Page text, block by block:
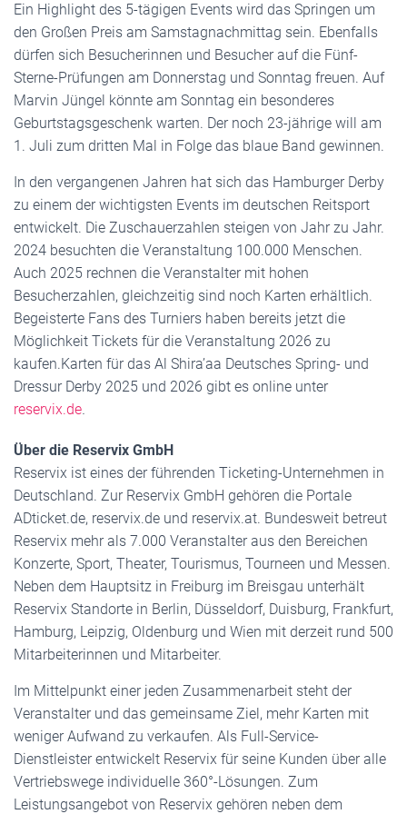
Ein Highlight des 5-tägigen Events wird das Springen um
den Großen Preis am Samstagnachmittag sein. Ebenfalls
dürfen sich Besucherinnen und Besucher auf die Fünf-
Sterne-Prüfungen am Donnerstag und Sonntag freuen. Auf
Marvin Jüngel könnte am Sonntag ein besonderes
Geburtstagsgeschenk warten. Der noch 23-jährige will am
1. Juli zum dritten Mal in Folge das blaue Band gewinnen.
In den vergangenen Jahren hat sich das Hamburger Derby
zu einem der wichtigsten Events im deutschen Reitsport
entwickelt. Die Zuschauerzahlen steigen von Jahr zu Jahr.
2024 besuchten die Veranstaltung 100.000 Menschen.
Auch 2025 rechnen die Veranstalter mit hohen
Besucherzahlen, gleichzeitig sind noch Karten erhältlich.
Begeisterte Fans des Turniers haben bereits jetzt die
Möglichkeit Tickets für die Veranstaltung 2026 zu
kaufen.Karten für das Al Shira’aa Deutsches Spring- und
Dressur Derby 2025 und 2026 gibt es online unter
reservix.de.
Über die Reservix GmbH
Reservix ist eines der führenden Ticketing-Unternehmen in
Deutschland. Zur Reservix GmbH gehören die Portale
ADticket.de, reservix.de und reservix.at. Bundesweit betreut
Reservix mehr als 7.000 Veranstalter aus den Bereichen
Konzerte, Sport, Theater, Tourismus, Tourneen und Messen.
Neben dem Hauptsitz in Freiburg im Breisgau unterhält
Reservix Standorte in Berlin, Düsseldorf, Duisburg, Frankfurt,
Hamburg, Leipzig, Oldenburg und Wien mit derzeit rund 500
Mitarbeiterinnen und Mitarbeiter.
Im Mittelpunkt einer jeden Zusammenarbeit steht der
Veranstalter und das gemeinsame Ziel, mehr Karten mit
weniger Aufwand zu verkaufen. Als Full-Service-
Dienstleister entwickelt Reservix für seine Kunden über alle
Vertriebswege individuelle 360°-Lösungen. Zum
Leistungsangebot von Reservix gehören neben dem